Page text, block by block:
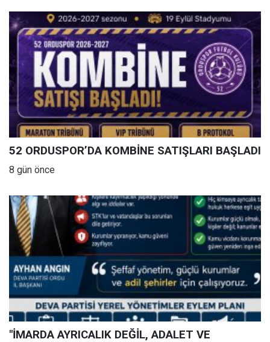
52 ORDUSPOR’DA KOMBİNE SATIŞLARI BAŞLADI
8 gün önce
"İMARDA AYRICALIK DEĞİL, ADALET VE